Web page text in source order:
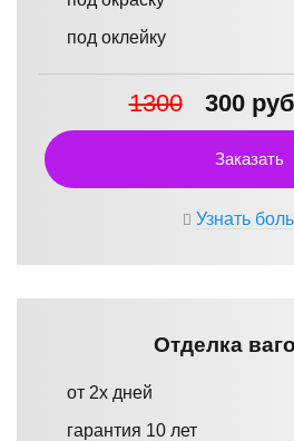
под оклейку
1300 300
Заказать
Узнать
Отделка
от 2х дней
гарантия 10 лет